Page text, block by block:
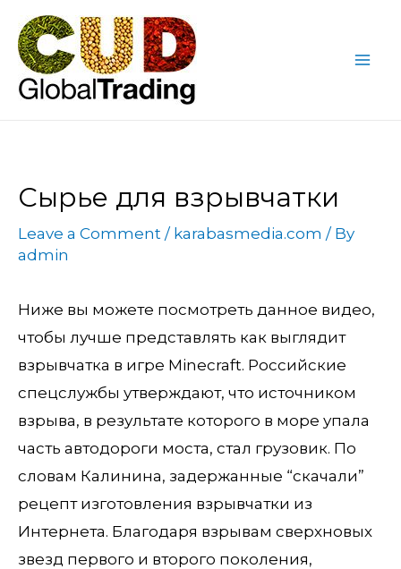
content
Сырье для взрывчатки
Leave a Comment / karabasmedia.com / By
admin
Ниже вы можете посмотреть данное видео,
чтобы лучше представлять как выглядит
взрывчатка в игре Minecraft. Российские
спецслужбы утверждают, что источником
взрыва, в результате которого в море упала
часть автодороги моста, стал грузовик. По
словам Калинина, задержанные “скачали”
рецепт изготовления взрывчатки из
Интернета. Благодаря взрывам сверхновых
звезд первого и второго поколения,
navigation